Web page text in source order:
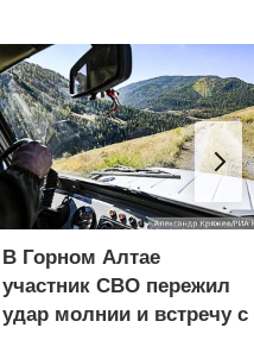
В Горном Алтае
участник СВО пережил
удар молнии и встречу с